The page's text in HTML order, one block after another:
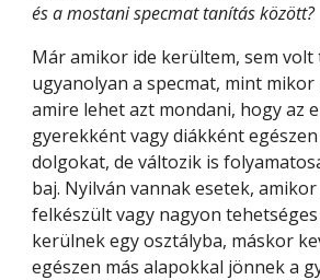
és a mostani specmat tanítás között?
Már amikor ide kerültem, sem volt
ugyanolyan a specmat, mint mikor
amire lehet azt mondani, hogy az
gyerekként vagy diákként
dolgokat, de változik is
baj. Nyilván vannak esetek,
felkészült vagy nagyon
kerülnek egy osztályba, máskor
egészen más alapokkal jönnek a